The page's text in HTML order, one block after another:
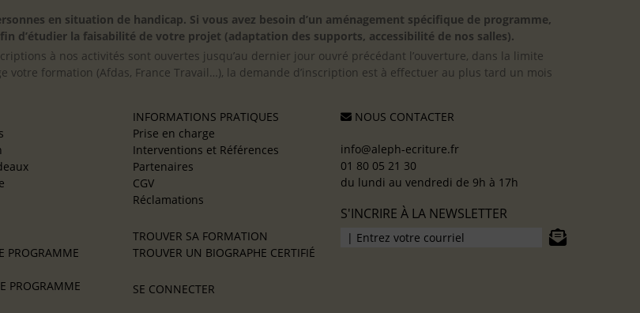
en situation de handicap. Si vous avez besoin d’un aménagement spécifique de programme,
d’étudier la faisabilité de votre projet (adaptation des supports, accessibilité de nos salles).
à nos activités sont ouvertes jusqu’au dernier jour ouvré précédant l’ouverture, dans la limite
formation (Afdas, France Travail…), la demande d’inscription est à effectuer au plus tard un mois
PROGRAMME
PROGRAMME
INFORMATIONS PRATIQUES
Prise en charge
Interventions et Références
Partenaires
CGV
Réclamations
TROUVER SA FORMATION
TROUVER UN BIOGRAPHE CERTIFIÉ
SE CONNECTER
NOUS CONTACTER
info@aleph-ecriture.fr
01 80 05 21 30
du lundi au vendredi de 9h à 17h
S'INCRIRE À LA NEWSLETTER